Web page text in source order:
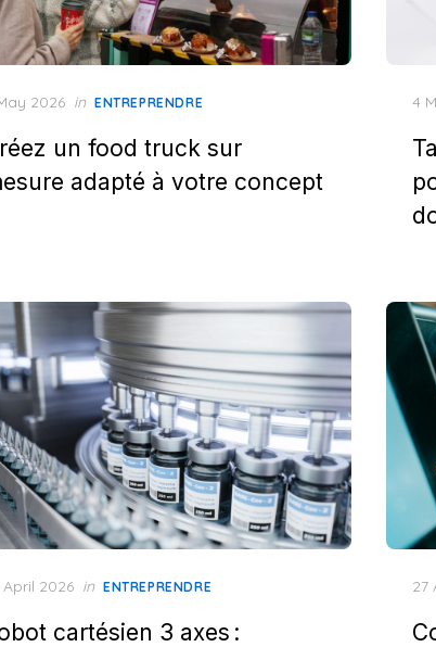
2026 in ENTREPRENDRE
un food truck sur
adapté à votre concept
4
April 2026 in ENTREPRENDRE
cartésien 3 axes :
27